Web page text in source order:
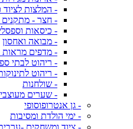
- המלצות לציוד
- חצר -
- כיסאות
- מבואה ואחסון
- מדפים מראות
- ריהוט לבתי
- ריהוט
- שולחנות
- שערים
- גן אנטרופוסופי
- ימי הולדת ומסיבות
- ציוד ומשחקים -ערבית